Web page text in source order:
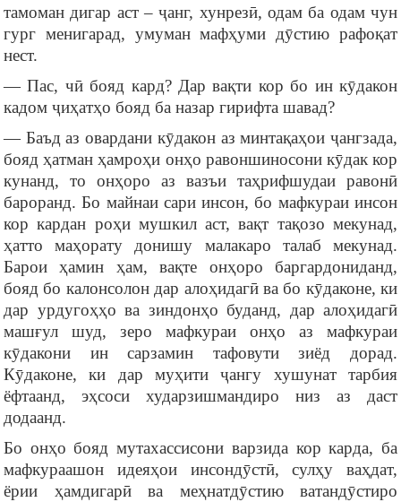
тамоман дигар аст – ҷанг, хунрезӣ, одам ба одам чун
гург менигарад, умуман мафҳуми дӯстию рафоқат
нест.
— Пас, чӣ бояд кард? Дар вақти кор бо ин кӯдакон
кадом ҷиҳатҳо бояд ба назар гирифта шавад?
— Баъд аз овардани кӯдакон аз минтақаҳои ҷангзада,
бояд ҳатман ҳамроҳи онҳо равоншиносони кӯдак кор
кунанд, то онҳоро аз вазъи таҳрифшудаи равонӣ
бароранд. Бо майнаи сари инсон, бо мафкураи инсон
кор кардан роҳи мушкил аст, вақт тақозо мекунад,
ҳатто маҳорату донишу малакаро талаб мекунад.
Барои ҳамин ҳам, вақте онҳоро баргардониданд,
бояд бо калонсолон дар алоҳидагӣ ва бо кӯдаконе, ки
дар урдугоҳҳо ва зиндонҳо буданд, дар алоҳидагӣ
машғул шуд, зеро мафкураи онҳо аз мафкураи
кӯдакони ин сарзамин тафовути зиёд дорад.
Кӯдаконе, ки дар муҳити ҷангу хушунат тарбия
ёфтаанд, эҳсоси хударзишмандиро низ аз даст
додаанд.
Бо онҳо бояд мутахассисони варзида кор карда, ба
мафкураашон идеяҳои инсондӯстӣ, сулҳу ваҳдат,
ёрии ҳамдигарӣ ва меҳнатдӯстию ватандӯстиро